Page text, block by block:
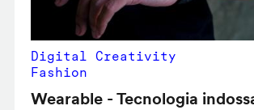
Digital Creativity
Fashion
Wearable - Tecnologia